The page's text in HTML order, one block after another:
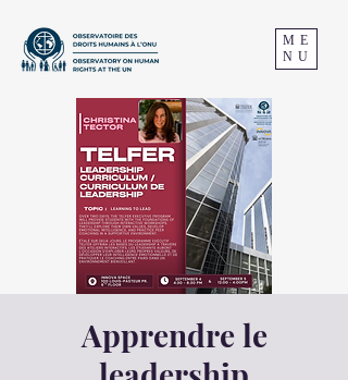
ME
NU
Apprendre le